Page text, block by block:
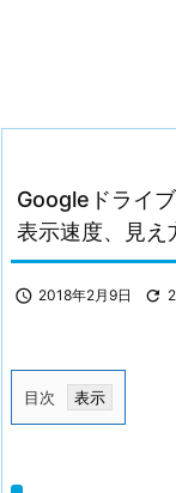
Googleドライ
表示速度、見え
 2018年2月9日 
目次
1.